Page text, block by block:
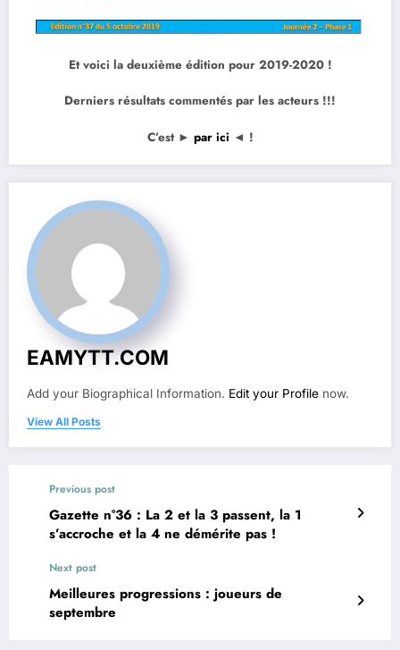
Et voici la deuxième édition pour 2019-2020 !
Derniers résultats commentés par les acteurs !!!
C’est ► par ici ◄ !
EAMYTT.COM
Add your Biographical Information. Edit your Profile now.
View All Posts
Previous post
Gazette n°36 : La 2 et la 3 passent, la 1
s’accroche et la 4 ne démérite pas !
Next post
Meilleures progressions : joueurs de
septembre